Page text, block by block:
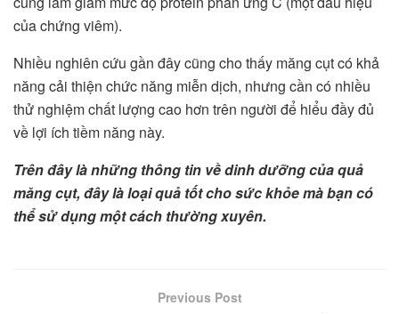
của chứng viêm).
Nhiều nghiên cứu gần đây cũng cho thấy măng cụt có khả
năng cải thiện chức năng miễn dịch, nhưng cần có nhiều
thử nghiệm chất lượng cao hơn trên người để hiểu đầy đủ
về lợi ích tiềm năng này.
Trên đây là những thông tin về dinh dưỡng của quả
măng cụt, đây là loại quả tốt cho sức khỏe mà bạn có
thể sử dụng một cách thường xuyên.
Previous Post